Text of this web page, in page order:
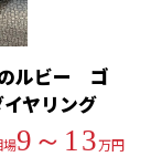
ルビー ゴ
ヤリング
場9～13万円